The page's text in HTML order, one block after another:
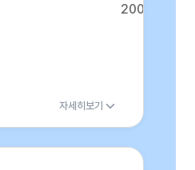
200건
자세히보기